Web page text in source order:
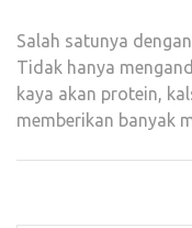
Salah satunya
Tidak hanya
kaya akan protein,
memberikan banyak